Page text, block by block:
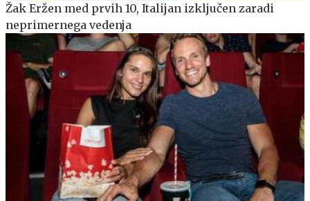
Žak Eržen med prvih 10, Italijan izključen zaradi
neprimernega vedenja